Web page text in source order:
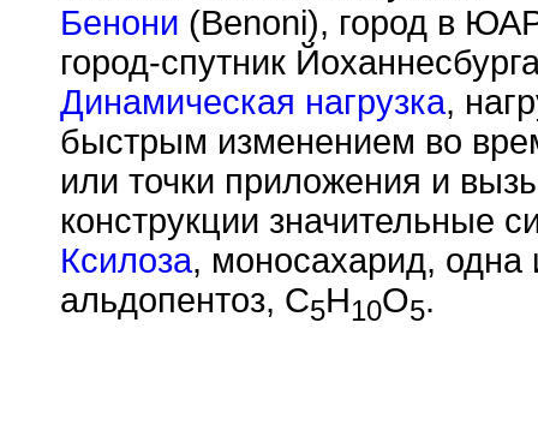
Бенони (Benoni), город в
город-спутник
Динамическая нагрузка,
быстрым изменением во
или точки приложения и
конструкции значительные
Ксилоза, моносахарид, одна
альдопентоз, C5H10O5.